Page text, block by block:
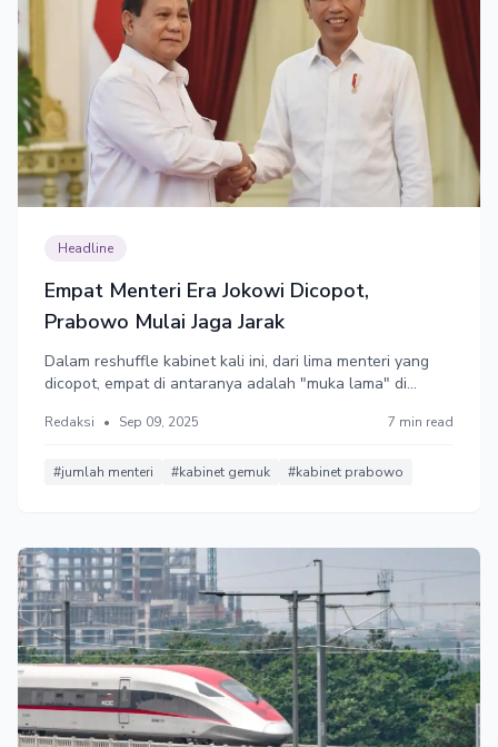
Headline
Empat Menteri Era Jokowi Dicopot,
Prabowo Mulai Jaga Jarak
Dalam reshuffle kabinet kali ini, dari lima menteri yang
dicopot, empat di antaranya adalah "muka lama" di
untuk menghapus "orang-orang Jokowi" dari
Redaksi • Sep 09, 2025 7 min read
#jumlah menteri #kabinet gemuk #kabinet prabowo